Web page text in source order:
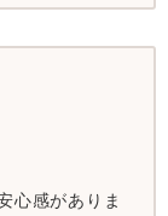
心感がありま